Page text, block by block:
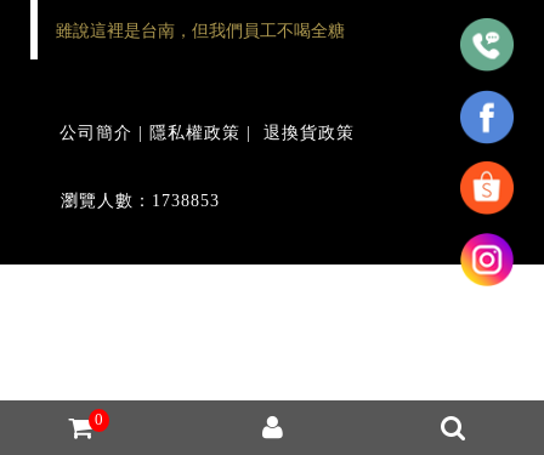
0
雖說這裡是台南，但我們員工不喝全糖
公司簡介 隱私權政策 退換貨政策
瀏覽人數：1738853